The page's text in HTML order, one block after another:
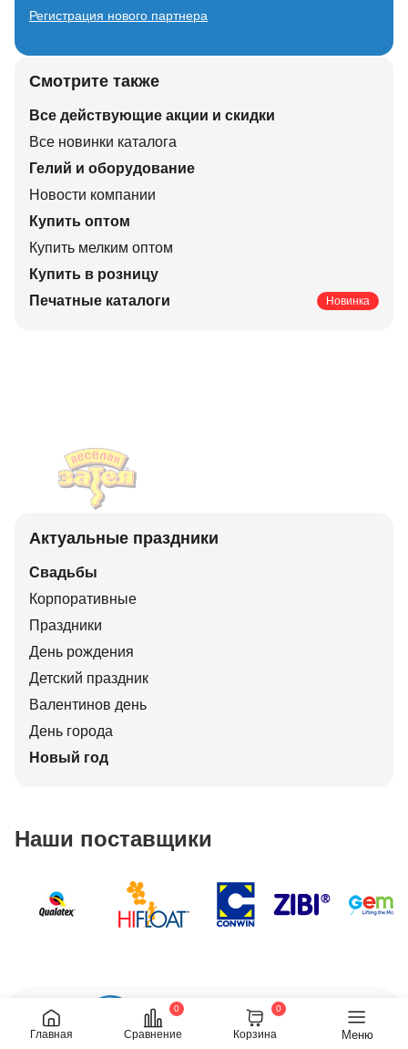
Главная Сравнение
0
Корзина
0
Меню
Регистрация нового партнера
Смотрите также
Все действующие акции и скидки
Все новинки каталога
Гелий и оборудование
Новости компании
Купить оптом
Купить мелким оптом
Купить в розницу
Печатные каталоги
Новинка
Актуальные праздники
Свадьбы
Корпоративные
Праздники
День рождения
Детский праздник
Валентинов день
День города
Новый год
Наши поставщики
Обратный звонок